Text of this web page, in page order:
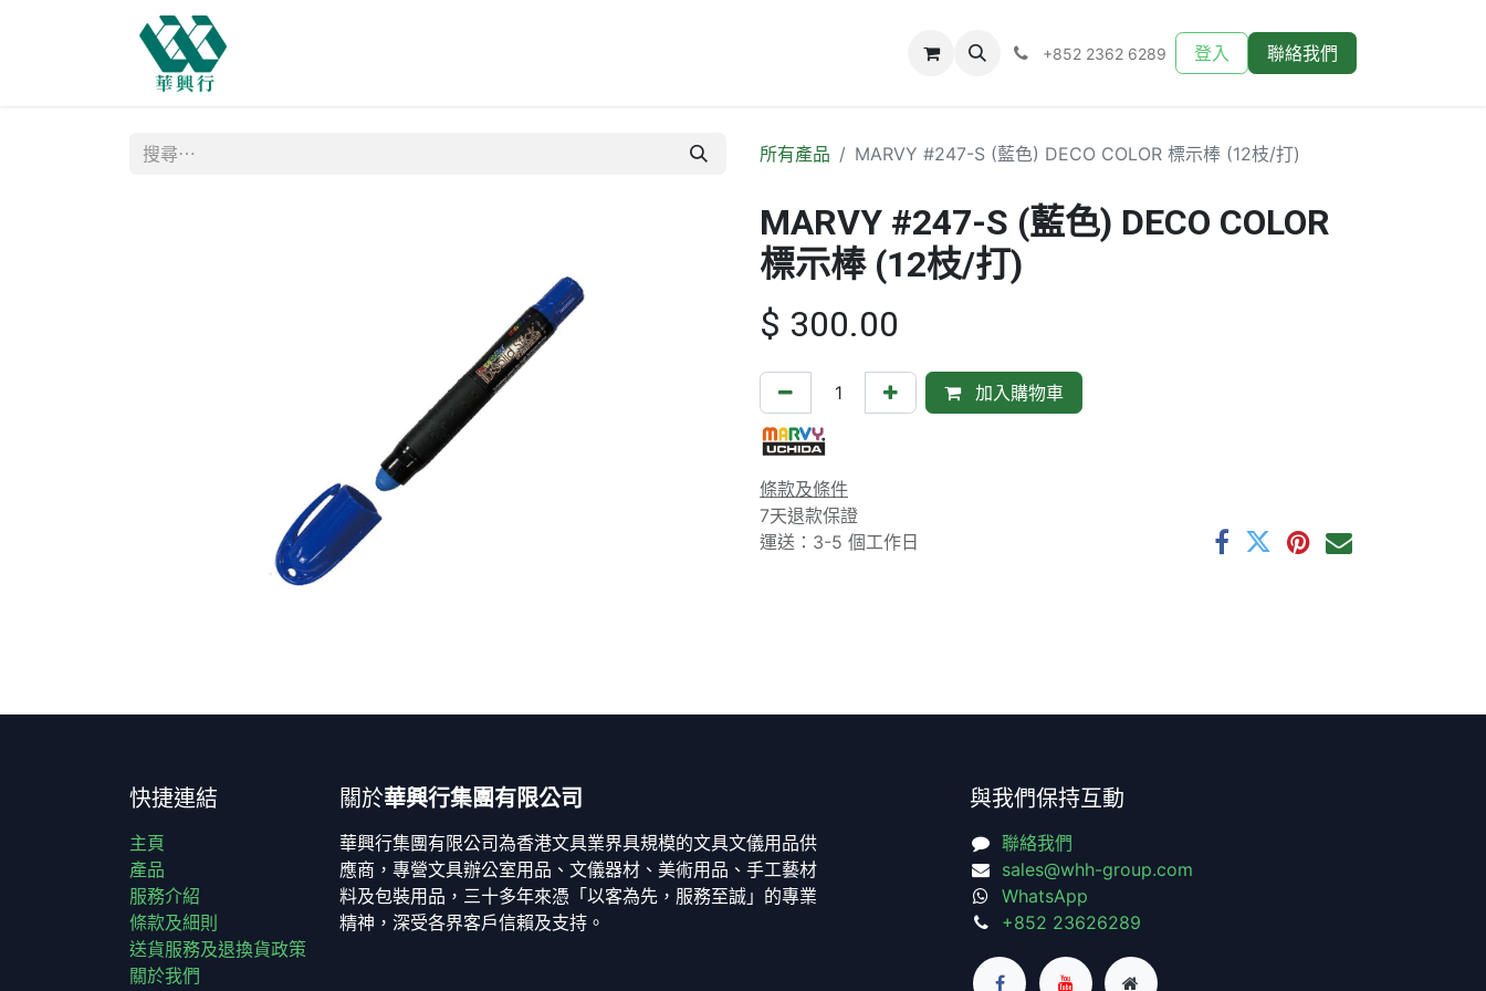
+852 2362 6289 登入 聯絡我們
所有產品 MARVY #247-S (藍色) DECO COLOR 標示棒 (12枝/打)
MARVY #247-S (藍色) DECO COLOR
標示棒 (12枝/打)
$ 300.00
加入購物車
條款及條件
7天退款保證
運送：3-5 個工作日
快捷連結
主頁
產品
服務介紹
條款及細則
送貨服務及退換貨政策
關於我們
關於華興行集團有限公司
華興行集團有限公司為香港文具業界具規模的文具文儀用品供
應商，專營文具辦公室用品、文儀器材、美術用品、手工藝材
料及包裝用品，三十多年來憑「以客為先，服務至誠」的專業
精神，深受各界客戶信賴及支持。
與我們保持互動
聯絡我們
sales@whh-group.com
WhatsApp
+852 23626289